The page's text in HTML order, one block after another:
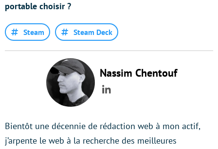
portable choisir ?
Steam Steam Deck
Nassim Chentouf
LinkedIn
Bientôt une décennie de rédaction web à mon actif,
j’arpente le web à la recherche des meilleures